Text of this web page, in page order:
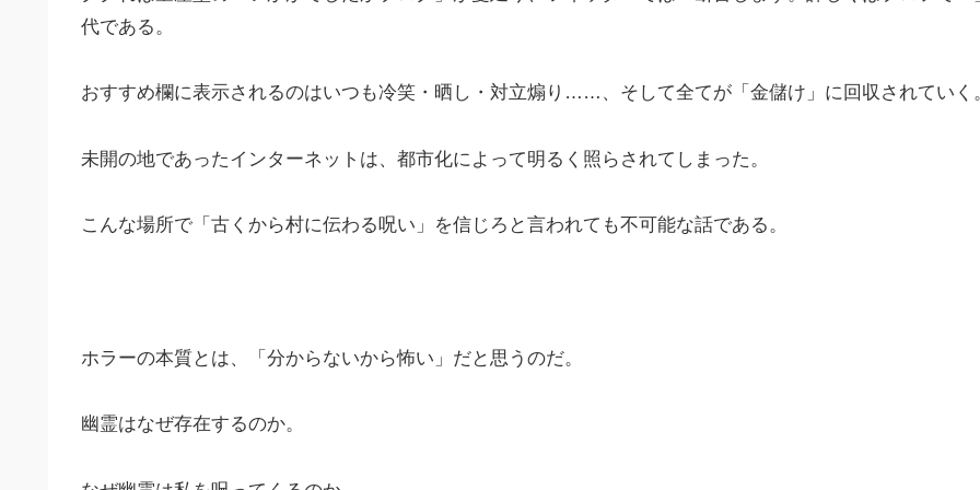
代である。
おすすめ欄に表示されるのはいつも冷笑・晒し・対立煽り……、そして全てが「金儲け」に回収されていく
未開の地であったインターネットは、都市化によって明るく照らされてしまった。
こんな場所で「古くから村に伝わる呪い」を信じろと言われても不可能な話である。
ホラーの本質とは、「分からないから怖い」だと思うのだ。
幽霊はなぜ存在するのか。